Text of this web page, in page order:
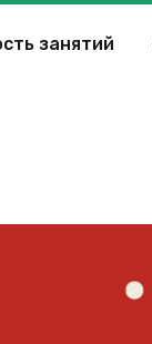
занятий